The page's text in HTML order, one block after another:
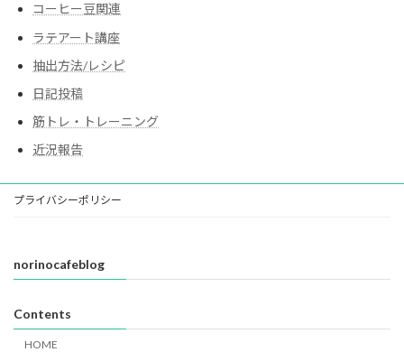
コーヒー豆関連
ラテアート講座
抽出方法/レシピ
日記投稿
筋トレ・トレーニング
近況報告
プライバシーポリシー
norinocafeblog
Contents
HOME